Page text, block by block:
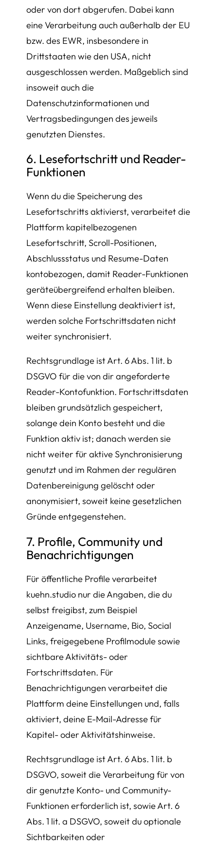
oder von dort abgerufen. Dabei kann
eine Verarbeitung auch außerhalb der EU
bzw. des EWR, insbesondere in
Drittstaaten wie den USA, nicht
ausgeschlossen werden. Maßgeblich sind
insoweit auch die
Datenschutzinformationen und
Vertragsbedingungen des jeweils
genutzten Dienstes.
6. Lesefortschritt und Reader-
Funktionen
Wenn du die Speicherung des
Lesefortschritts aktivierst, verarbeitet die
Plattform kapitelbezogenen
Lesefortschritt, Scroll-Positionen,
Abschlussstatus und Resume-Daten
kontobezogen, damit Reader-Funktionen
geräteübergreifend erhalten bleiben.
Wenn diese Einstellung deaktiviert ist,
werden solche Fortschrittsdaten nicht
weiter synchronisiert.
Rechtsgrundlage ist Art. 6 Abs. 1 lit. b
DSGVO für die von dir angeforderte
Reader-Kontofunktion. Fortschrittsdaten
bleiben grundsätzlich gespeichert,
solange dein Konto besteht und die
Funktion aktiv ist; danach werden sie
nicht weiter für aktive Synchronisierung
genutzt und im Rahmen der regulären
Datenbereinigung gelöscht oder
anonymisiert, soweit keine gesetzlichen
Gründe entgegenstehen.
7. Profile, Community und
Benachrichtigungen
Für öffentliche Profile verarbeitet
kuehn.studio nur die Angaben, die du
selbst freigibst, zum Beispiel
Anzeigename, Username, Bio, Social
Links, freigegebene Profilmodule sowie
sichtbare Aktivitäts- oder
Fortschrittsdaten. Für
Benachrichtigungen verarbeitet die
Plattform deine Einstellungen und, falls
aktiviert, deine E-Mail-Adresse für
Kapitel- oder Aktivitätshinweise.
Rechtsgrundlage ist Art. 6 Abs. 1 lit. b
DSGVO, soweit die Verarbeitung für von
dir genutzte Konto- und Community-
Funktionen erforderlich ist, sowie Art. 6
Abs. 1 lit. a DSGVO, soweit du optionale
Sichtbarkeiten oder